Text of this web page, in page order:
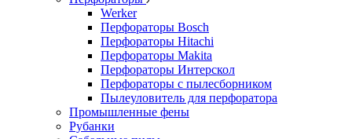
Werker
Перфораторы Bosch
Перфораторы Hitachi
Перфораторы Makita
Перфораторы Интерскол
Перфораторы с пылесборником
Пылеуловитель для перфоратора
Промышленные фены
Рубанки